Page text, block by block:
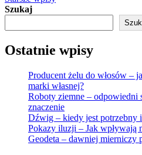
po
wpisach
Szukaj
Ostatnie wpisy
Producent żelu do włosów –
marki własnej?
Roboty ziemne – odpowiedni
znaczenie
Dźwig – kiedy jest potrzebny i
Pokazy iluzji – Jak wpływają
Geodeta – dawniej mierniczy